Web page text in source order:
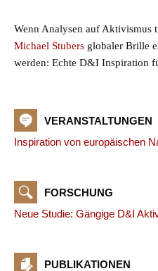
Wenn Analysen auf Aktivismus
Michael Stubers globaler Brille
werden: Echte D&I Inspiration
VERANSTALTUNGEN
Inspiration von europäischen
FORSCHUNG
Neue Studie: Gängige D&I
PUBLIKATIONEN